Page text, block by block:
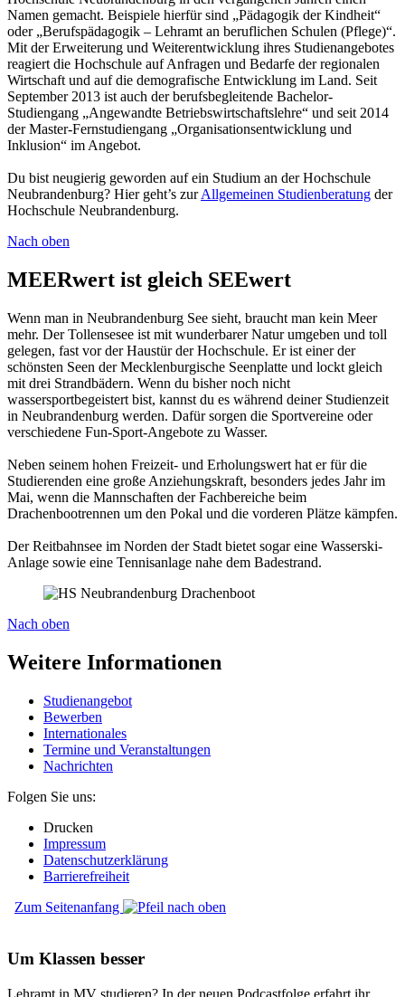
Namen gemacht. Beispiele hierfür sind „Pädagogik der Kindheit“
oder „Berufspädagogik – Lehramt an beruflichen Schulen (Pflege)“.
Mit der Erweiterung und Weiterentwicklung ihres Studienangebotes
reagiert die Hochschule auf Anfragen und Bedarfe der regionalen
Wirtschaft und auf die demografische Entwicklung im Land. Seit
September 2013 ist auch der berufsbegleitende Bachelor-
Studiengang „Angewandte Betriebswirtschaftslehre“ und seit 2014
der Master-Fernstudiengang „Organisationsentwicklung und
Inklusion“ im Angebot.
Du bist neugierig geworden auf ein Studium an der Hochschule
Neubrandenburg? Hier geht’s zurAllgemeinen Studienberatung der
Hochschule Neubrandenburg.
Nach oben
MEERwert ist gleich SEEwert
Wenn man in Neubrandenburg See sieht, braucht man kein Meer
mehr. Der Tollensesee ist mit wunderbarer Natur umgeben und toll
gelegen, fast vor der Haustür der Hochschule. Er ist einer der
schönsten Seen der Mecklenburgische Seenplatte und lockt gleich
mit drei Strandbädern. Wenn du bisher noch nicht
wassersportbegeistert bist, kannst du es während deiner Studienzeit
in Neubrandenburg werden. Dafür sorgen die Sportvereine oder
verschiedene Fun-Sport-Angebote zu Wasser.
Neben seinem hohen Freizeit- und Erholungswert hat er für die
Studierenden eine große Anziehungskraft, besonders jedes Jahr im
Mai, wenn die Mannschaften der Fachbereiche beim
Drachenbootrennen um den Pokal und die vorderen Plätze kämpfen.
Der Reitbahnsee im Norden der Stadt bietet sogar eine Wasserski-
Anlage sowie eine Tennisanlage nahe dem Badestrand.
Nach oben
Weitere Informationen
Studienangebot
Bewerben
Internationales
Termine und Veranstaltungen
Nachrichten
Folgen Sie uns:
Drucken
Impressum
Datenschutzerklärung
Barrierefreiheit
Zum Seitenanfang
Um Klassen besser
Lehramt in MV studieren? In der neuen Podcastfolge erfahrt ihr